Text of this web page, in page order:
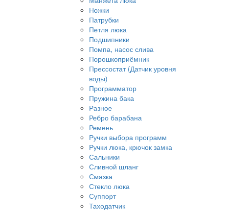
Ножки
Патрубки
Петля люка
Подшипники
Помпа, насос слива
Порошкоприёмник
Прессостат (Датчик уровня
воды)
Программатор
Пружина бака
Разное
Ребро барабана
Ремень
Ручки выбора программ
Ручки люка, крючок замка
Сальники
Сливной шланг
Смазка
Стекло люка
Суппорт
Таходатчик